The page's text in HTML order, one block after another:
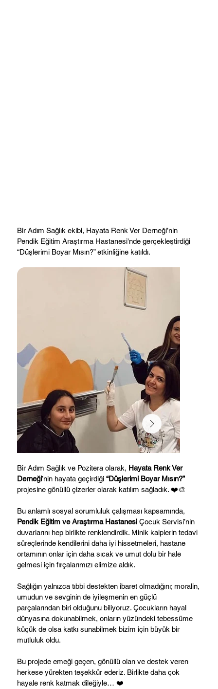
Bir Adım Sağlık ekibi, Hayata Renk Ver Derneği’nin
Pendik Eğitim Araştırma Hastanesi'nde gerçekleştirdiği
“Düşlerimi Boyar Mısın?” etkinliğine katıldı.
Bir Adım Sağlık ve Pozitera olarak, Hayata Renk Ver
Derneği’nin hayata geçirdiği“Düşlerimi Boyar Mısın?”
projesine gönüllü çizerler olarak katılım sağladık. ❤️🎨
Bu anlamlı sosyal sorumluluk çalışması kapsamında,
Pendik Eğitim ve Araştırma Hastanesi Çocuk Servisi’nin
duvarlarını hep birlikte renklendirdik. Minik kalplerin tedavi
süreçlerinde kendilerini daha iyi hissetmeleri, hastane
ortamının onlar için daha sıcak ve umut dolu bir hale
gelmesi için fırçalarımızı elimize aldık.
Sağlığın yalnızca tıbbi destekten ibaret olmadığını; moralin,
umudun ve sevginin de iyileşmenin en güçlü
parçalarından biri olduğunu biliyoruz. Çocukların hayal
dünyasına dokunabilmek, onların yüzündeki tebessüme
küçük de olsa katkı sunabilmek bizim için büyük bir
mutluluk oldu.
Bu projede emeği geçen, gönüllü olan ve destek veren
herkese yürekten teşekkür ederiz. Birlikte daha çok
hayale renk katmak dileğiyle… ❤️